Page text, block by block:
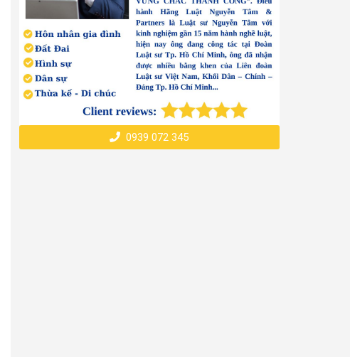
0939 072 345